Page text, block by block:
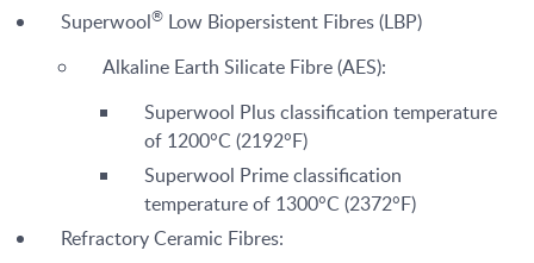
Superwool® Low Biopersistent Fibres (LBP)
Alkaline Earth Silicate Fibre (AES):
Superwool Plus classification temperature
of 1200°C (2192°F)
Superwool Prime classification
temperature of 1300°C (2372°F)
Refractory Ceramic Fibres: